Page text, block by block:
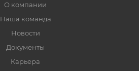
О компании
Наша команда
Новости
Документы
Карьера